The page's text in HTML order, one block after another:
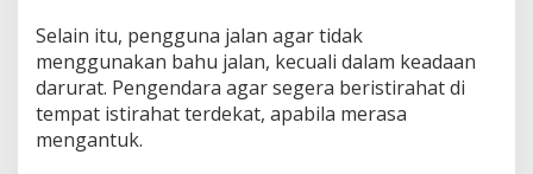
Selain itu, pengguna jalan agar tidak
menggunakan bahu jalan, kecuali dalam keadaan
darurat. Pengendara agar segera beristirahat di
tempat istirahat terdekat, apabila merasa
mengantuk.